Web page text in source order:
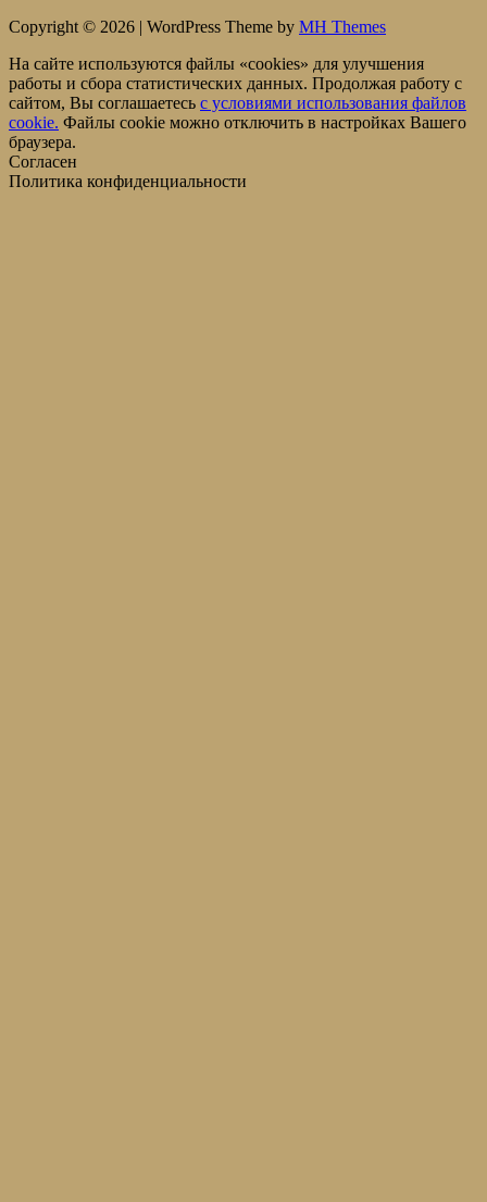
Copyright © 2026 | WordPress Theme by MH Themes
На сайте используются файлы «cookies» для улучшения
работы и сбора статистических данных. Продолжая работу с
сайтом, Вы соглашаетесь c условиями использования файлов
cookie. Файлы cookie можно отключить в настройках Вашего
браузера.
Согласен
Политика конфиденциальности